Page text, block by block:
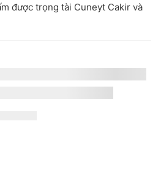
được trọng tài Cuneyt Cakir và